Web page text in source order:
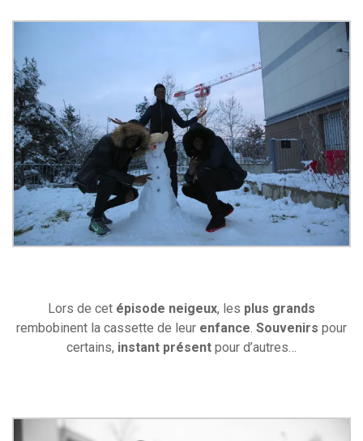
Lors de cet épisode neigeux, les plus grands
rembobinent la cassette de leur enfance. Souvenirs pour
certains, instant présent pour d’autres…